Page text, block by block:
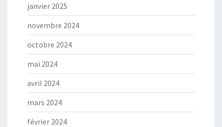
janvier 2025
novembre 2024
octobre 2024
mai 2024
avril 2024
mars 2024
février 2024